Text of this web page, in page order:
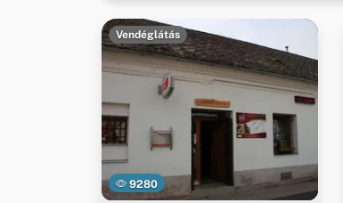
9280
Vendéglátás